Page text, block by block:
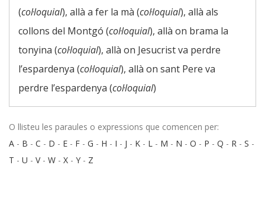
(col·loquial), allà a fer la mà (col·loquial), allà als
collons del Montgó (col·loquial), allà on brama la
tonyina (col·loquial), allà on Jesucrist va perdre
l’espardenya (col·loquial), allà on sant Pere va
perdre l’espardenya (col·loquial)
O llisteu les paraules o expressions que comencen per:
A - B - C - D - E - F - G - H - I - J - K - L - M - N - O - P - Q - R - S -
T - U - V- W - X - Y - Z